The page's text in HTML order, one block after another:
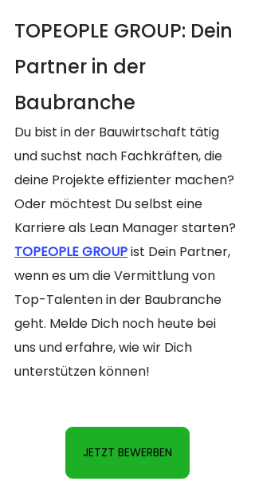
TOPEOPLE GROUP: Dein
Partner in der
Baubranche
Du bist in der Bauwirtschaft tätig
und suchst nach Fachkräften, die
deine Projekte effizienter machen?
Oder möchtest Du selbst eine
Karriere als Lean Manager starten?
TOPEOPLE GROUP ist Dein Partner,
wenn es um die Vermittlung von
Top-Talenten in der Baubranche
geht. Melde Dich noch heute bei
uns und erfahre, wie wir Dich
unterstützen können!
JETZT BEWERBEN